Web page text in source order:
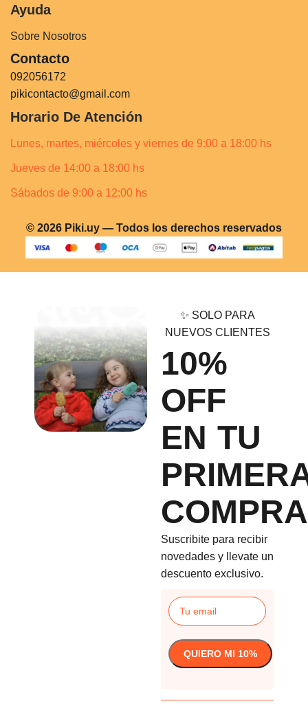
Ayuda
Sobre Nosotros
Contacto
092056172
pikicontacto@gmail.com
Horario De Atención
Lunes, martes, miércoles y viernes de 9:00 a 18:00 hs
Jueves de 14:00 a 18:00 hs
Sábados de 9:00 a 12:00 hs
© 2026 Piki.uy — Todos los derechos reservados
✨ SOLO PARA
NUEVOS CLIENTES
10%
OFF
EN TU
COMPRA
Suscribite para recibir
novedades y llevate un
descuento exclusivo.